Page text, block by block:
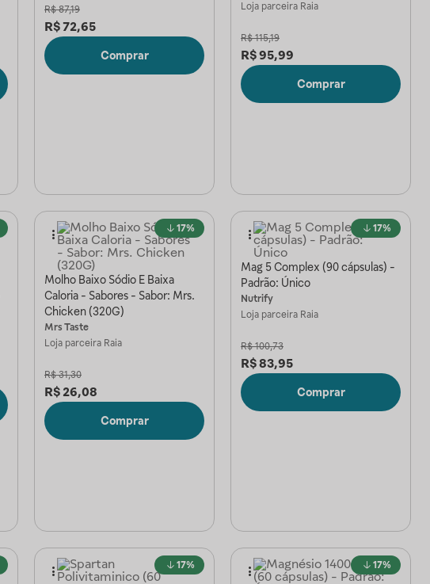
R$ 87,19
R$72,65
Comprar
Loja parceira Raia
R$ 115,19
R$95,99
Comprar
17%
Molho Baixo Sódio E Baixa
Caloria - Sabores - Sabor: Mrs.
Chicken (320G)
Mrs Taste
Loja parceira Raia
R$ 31,30
R$ 26,08
Comprar
17%
Mag 5 Complex (90 cápsulas) -
Padrão: Único
Nutrify
Loja parceira Raia
R$ 100,73
R$83,95
Comprar
17% 17%